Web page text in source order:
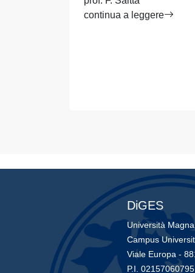
continua a leggere
DiGES
Università
Campus
Viale Europa -
P.I.